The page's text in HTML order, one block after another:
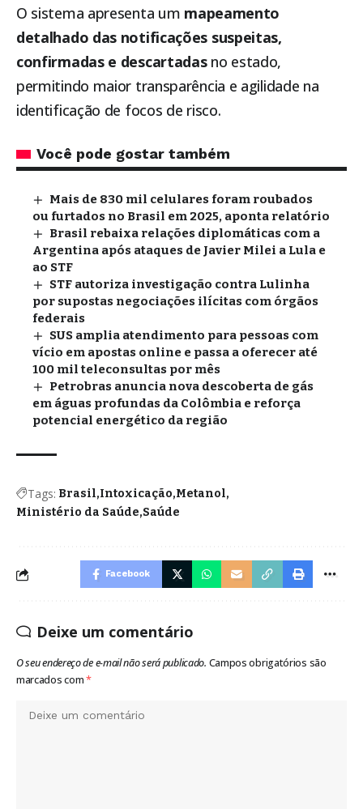
O sistema apresenta um mapeamento
detalhado das notificações suspeitas,
confirmadas e descartadasno estado,
permitindo maior transparência e agilidade na
identificação de focos de risco.
Você pode gostar também
Mais de 830 mil celulares foram roubados
ou furtados no Brasil em 2025, aponta relatório
Brasil rebaixa relações diplomáticas com a
Argentina após ataques de Javier Milei a Lula e
ao STF
STF autoriza investigação contra Lulinha
por supostas negociações ilícitas com órgãos
federais
SUS amplia atendimento para pessoas com
vício em apostas online e passa a oferecer até
100 mil teleconsultas por mês
Petrobras anuncia nova descoberta de gás
em águas profundas da Colômbia e reforça
potencial energético da região
Tags: Brasil Intoxicação Metanol
Ministério da Saúde Saúde
Facebook
Deixe um comentário
O seu endereço de e-mail não será publicado. Campos obrigatórios são
marcados com*